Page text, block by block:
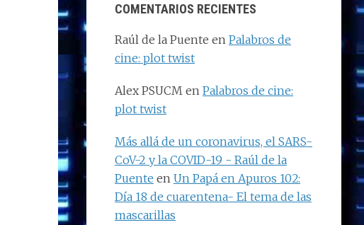
COMENTARIOS RECIENTES
Raúl de la Puente en Palabros de
cine: plot twist
Alex PSUCM en Palabros de cine:
plot twist
Más allá de un coronavirus, el SARS-
CoV-2 y la COVID-19 - Raúl de la
Puente en Un Papá en Apuros 102:
Día 18 de cuarentena- El tema de las
mascarillas